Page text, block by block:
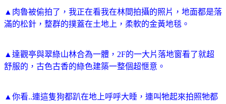
▲肉魯被偷拍了，我正在看我在林間拍攝的照片，地面都是落
滿的松針，整群的撲蓋在土地上，柔軟的金黃地毯。
▲達觀亭與翠綠山林合為一體，2F的一大片落地窗看了就超
舒服的，古色古香的綠色建築一整個超愜意。
▲你看..連這隻狗都趴在地上呼呼大睡，連叫牠起來拍照牠都